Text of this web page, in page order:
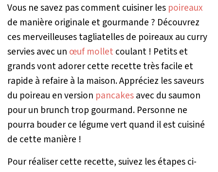
Vous ne savez pas comment cuisiner les poireaux
de manière originale et gourmande ? Découvrez
ces merveilleuses tagliatelles de poireaux au curry
servies avec un œuf molletcoulant ! Petits et
grands vont adorer cette recette très facile et
rapide à refaire à la maison. Appréciez les saveurs
du poireau en version pancakesavec du saumon
pour un brunch trop gourmand. Personne ne
pourra bouder ce légume vert quand il est cuisiné
de cette manière !
Pour réaliser cette recette, suivez les étapes ci-